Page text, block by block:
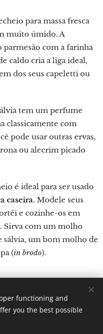
para massa fresca
muito úmido. A
com a farinha
caldo cria a liga ideal,
dos seus capeletti ou
tem um perfume
classicamente com
pode usar outras ervas,
ou alecrim picado
é ideal para ser usado
caseira. Modele seus
e cozinhe-os em
Sirva com um molho
sálvia, um bom molho de
(in brodo).
Nicoletti
functioning and
you the best possible